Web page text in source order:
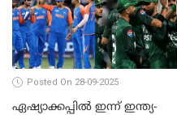
Posted On 28-09-2025
ഏഷ്യാക്കപ്പില്‍ ഇന്ന് ഇന്ത്യ-